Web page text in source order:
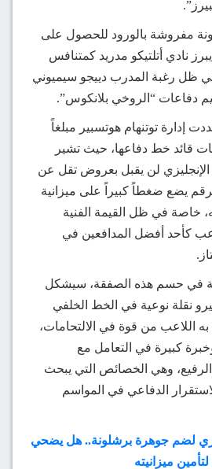
مفروشة بالورود للحصول على
نادي أتلتيكو مدريد كمتنافس
رغبة المدرب دييجو سيميوني
دفاعات “الروخي بلانكوس”.
إدارة توتنهام هوتسبير مبلغاً
قائد خط دفاعها، حيث تشير
الإنجليزي لن يقبل بعروض تقل عن
الرقم يضع ضغطاً كبيراً على ميزانية
خاصة في ظل القيمة الفنية
كأحد أفضل المدافعين في
في حسم هذه الصفقة، سيشكل
نقلة نوعية في الخط الخلفي
به اللاعب من قوة في الالتحامات،
كبيرة في التعامل مع
وهي الخصائص التي يبحث
الدفاعي في المواسم
لضم جوهرة برشلونة.. هل يضحي
ميزانيته